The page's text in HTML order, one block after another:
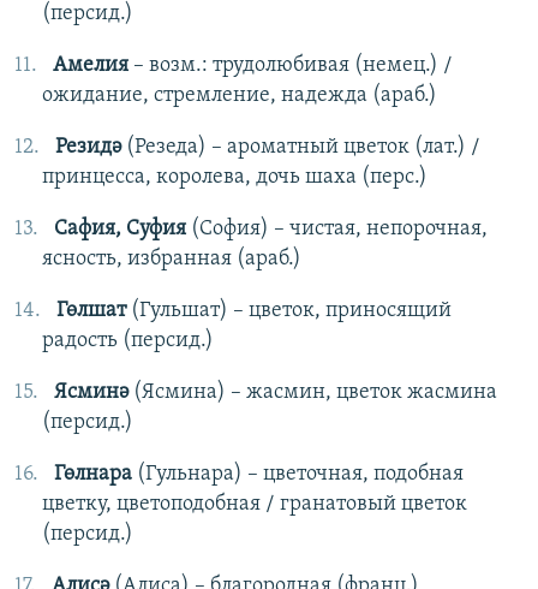
(персид.)
Амелия – возм.: трудолюбивая (немец.) /
ожидание, стремление, надежда (араб.)
Резидә (Резеда) – ароматный цветок (лат.) /
принцесса, королева, дочь шаха (перс.)
Сафия, Суфия (София) – чистая, непорочная,
ясность, избранная (араб.)
Гөлшат (Гульшат) – цветок, приносящий
радость (персид.)
Ясминә (Ясмина) – жасмин, цветок жасмина
(персид.)
Гөлнара (Гульнара) – цветочная, подобная
цветку, цветоподобная / гранатовый цветок
(персид.)